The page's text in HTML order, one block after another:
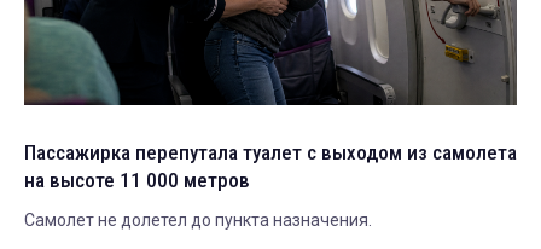
Пассажирка перепутала туалет с выходом из самолета
на высоте 11 000 метров
Самолет не долетел до пункта назначения.